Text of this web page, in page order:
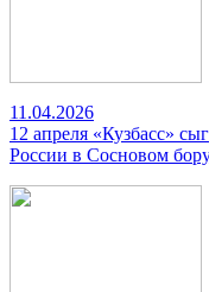
11.04.2026
12 апреля «Кузбасс»
России в Сосновом